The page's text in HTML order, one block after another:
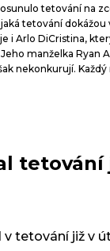
tetování na
tetování
i Arlo DiCristina,
manželka Ryan
nekonkurují.
tetování
v tetováníjiž v